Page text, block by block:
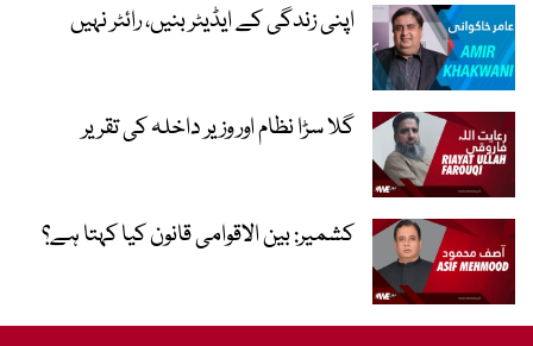
اپنی زندگی کے ایڈیٹر بنیں، رائٹر نہیں
گلا سڑا نظام اور وزیر داخلہ کی تقریر
کشمیر: بین الاقوامی قانون کیا کہتا ہے؟